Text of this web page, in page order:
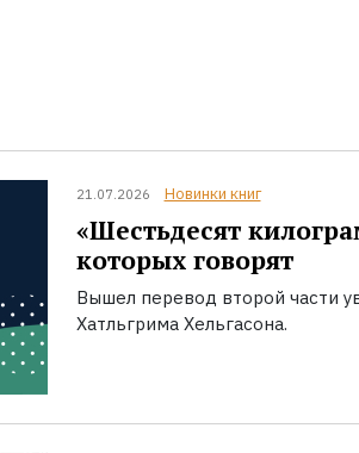
21.07.2026 Новинки книг
«Шестьдесят
которых говорят
Вышел перевод второй части
Хатльгрима Хельгасона.